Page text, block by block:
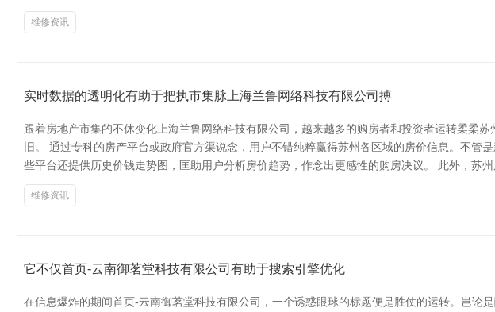
维修资讯
实时数据的透明化有助于把执市集脉上海兰鲁网络科技有限公司搏
跟着房地产市集的不休变化上海兰鲁网络科技有限公司，越来越多的购房者和投资者运转柔柔
旧。 通过专科的房产平台或政府官方渠说念，用户不错纯粹赢得苏州各区域的房价信息。不
些平台还提供历史价钱走势图，匡助用户分析房价趋势，作念出更感性的购房决议。 此外，苏
维修资讯
它不仅首页-云南御茗堂科技有限公司有助于搜索引擎优化
在信息爆炸的期间首页-云南御茗堂科技有限公司，一个诱惑眼球的标题便是胜仗的运转。岂